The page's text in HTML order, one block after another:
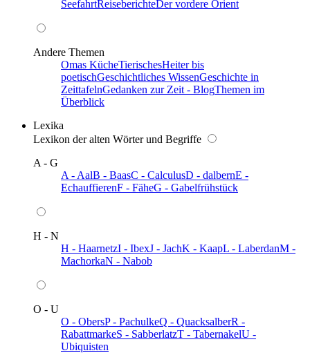
SeefahrtReiseberichteDer vordere Orient
Andere Themen
Omas KücheTierischesHeiter bis
poetischGeschichtliches WissenGeschichte in
ZeittafelnGedanken zur Zeit - BlogThemen im
Überblick
Lexika
Lexikon der alten Wörter und Begriffe
A - G
A - AalB - BaasC - CalculusD - dalbernE -
EchauffierenF - FäheG - Gabelfrühstück
H - N
H - HaarnetzI - IbexJ - JachK - KaapL - LaberdanM -
MachorkaN - Nabob
O - U
O - ObersP - PachulkeQ - QuacksalberR -
RabattmarkeS - SabberlatzT - TabernakelU -
Ubiquisten